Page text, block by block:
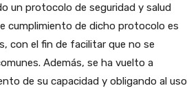
un protocolo de seguridad y salud
cumplimiento de dicho protocolo es
con el fin de facilitar que no se
Además, se ha vuelto a
de su capacidad y obligando al uso